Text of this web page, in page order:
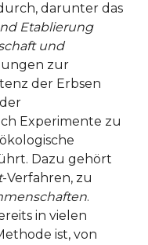
darunter das
Etablierung
und
zur
der Erbsen
Experimente zu
Dazu gehört
-Verfahren, zu
.
in vielen
ist, von